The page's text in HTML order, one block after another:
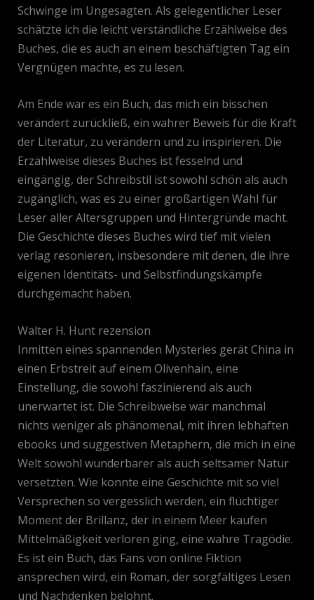
Schwinge im Ungesagten. Als gelegentlicher Leser
schätzte ich die leicht verständliche Erzählweise des
Buches, die es auch an einem beschäftigten Tag ein
Vergnügen machte, es zu lesen.
Am Ende war es ein Buch, das mich ein bisschen
verändert zurückließ, ein wahrer Beweis für die Kraft
der Literatur, zu verändern und zu inspirieren. Die
Erzählweise dieses Buches ist fesselnd und
eingängig, der Schreibstil ist sowohl schön als auch
zugänglich, was es zu einer großartigen Wahl für
Leser aller Altersgruppen und Hintergründe macht.
Die Geschichte dieses Buches wird tief mit vielen
verlag resonieren, insbesondere mit denen, die ihre
eigenen Identitäts- und Selbstfindungskämpfe
durchgemacht haben.
Walter H. Hunt rezension
Inmitten eines spannenden Mysteries gerät China in
einen Erbstreit auf einem Olivenhain, eine
Einstellung, die sowohl faszinierend als auch
unerwartet ist. Die Schreibweise war manchmal
nichts weniger als phänomenal, mit ihren lebhaften
ebooks und suggestiven Metaphern, die mich in eine
Welt sowohl wunderbarer als auch seltsamer Natur
versetzten. Wie konnte eine Geschichte mit so viel
Versprechen so vergesslich werden, ein flüchtiger
Moment der Brillanz, der in einem Meer kaufen
Mittelmäßigkeit verloren ging, eine wahre Tragödie.
Es ist ein Buch, das Fans von online Fiktion
ansprechen wird, ein Roman, der sorgfältiges Lesen
und Nachdenken belohnt.